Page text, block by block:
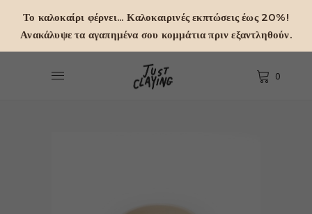
0
Το καλοκαίρι φέρνει... Καλοκαιρινές εκπτώσεις έως 20%!
Ανακάλυψε τα αγαπημένα σου κομμάτια πριν εξαντληθούν.